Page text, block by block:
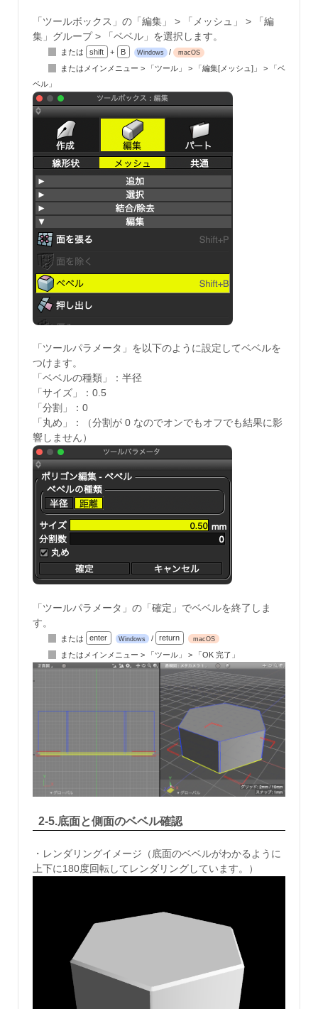
「ツールボックス」の「編集」 > 「メッシュ」 > 「編
集」グループ > 「ベベル」を選択します。
または shift + B Windows / macOS
またはメインメニュー > 「ツール」 > 「編集[メッシュ]」 > 「ベ
ベル」
「ツールパラメータ」を以下のように設定してベベルを
つけます。
「ベベルの種類」：半径
「サイズ」：0.5
「分割」：0
「丸め」：（分割が 0 なのでオンでもオフでも結果に影
響しません）
「ツールパラメータ」の「確定」でベベルを終了しま
す。
または enter Windows / return macOS
またはメインメニュー > 「ツール」 > 「OK 完了」
2-5.底面と側面のベベル確認
・レンダリングイメージ（底面のベベルがわかるように
上下に180度回転してレンダリングしています。）